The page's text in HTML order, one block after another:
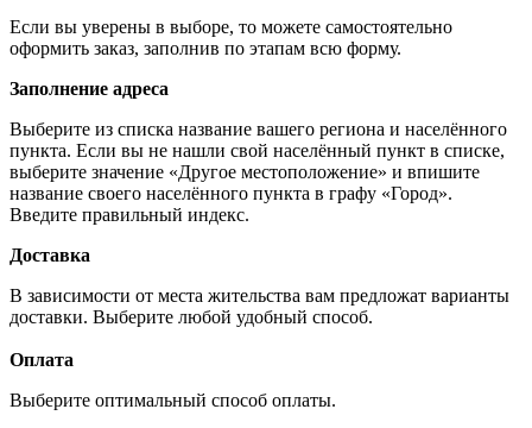
Если вы уверены в выборе, то можете самостоятельно
оформить заказ, заполнив по этапам всю форму.
Заполнение адреса
Выберите из списка название вашего региона и населённого
пункта. Если вы не нашли свой населённый пункт в списке,
выберите значение «Другое местоположение» и впишите
название своего населённого пункта в графу «Город».
Введите правильный индекс.
Доставка
В зависимости от места жительства вам предложат варианты
доставки. Выберите любой удобный способ.
Оплата
Выберите оптимальный способ оплаты.